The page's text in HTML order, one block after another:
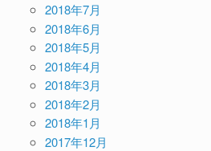
2018年7月
2018年6月
2018年5月
2018年4月
2018年3月
2018年2月
2018年1月
2017年12月